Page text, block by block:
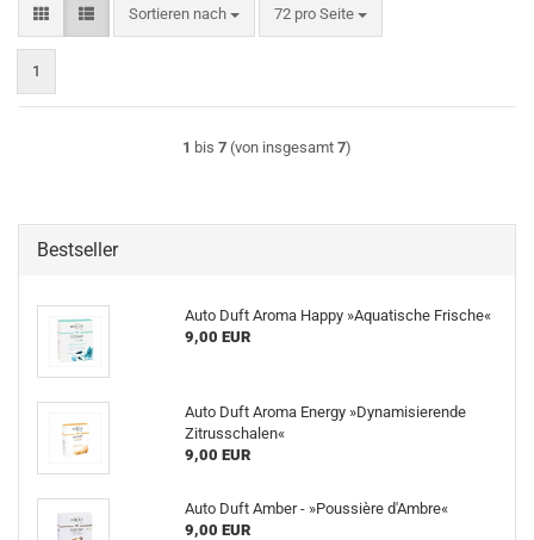
Sortieren nach
Sortieren nach 72 pro Seite
pro Seite
1
1 bis 7 (von insgesamt 7)
Bestseller
Auto Duft Aroma Happy »Aquatische Frische«
9,00 EUR
Auto Duft Aroma Energy »Dynamisierende
Zitrusschalen«
9,00 EUR
Auto Duft Amber - »Poussière d'Ambre«
9,00 EUR